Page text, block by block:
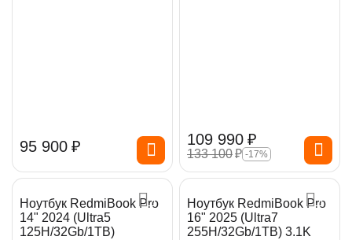
95 900 ₽ 109 990 ₽
133 100₽ -17%
Ноутбук RedmiBook Pro
14" 2024 (Ultra5
125H/32Gb/1TB)
Ноутбук RedmiBook Pro
16" 2025 (Ultra7
255H/32Gb/1TB) 3.1K